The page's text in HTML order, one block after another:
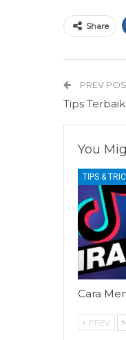
Share
PREV
Tips
You
TIPS &
Cara
PREV